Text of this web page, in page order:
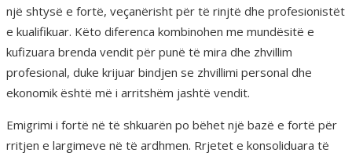
një shtysë e fortë, veçanërisht për të rinjtë dhe profesionistët
e kualifikuar. Këto diferenca kombinohen me mundësitë e
kufizuara brenda vendit për punë të mira dhe zhvillim
profesional, duke krijuar bindjen se zhvillimi personal dhe
ekonomik është më i arritshëm jashtë vendit.
Emigrimi i fortë në të shkuarën po bëhet një bazë e fortë për
rritjen e largimeve në të ardhmen. Rrjetet e konsoliduara të